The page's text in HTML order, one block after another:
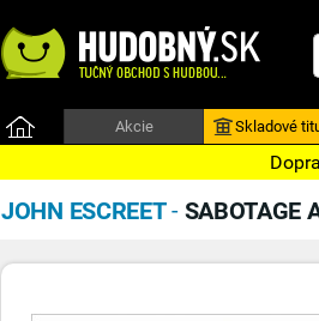
Akcie Skladové
JOHN ESCREET- SABOTAGE